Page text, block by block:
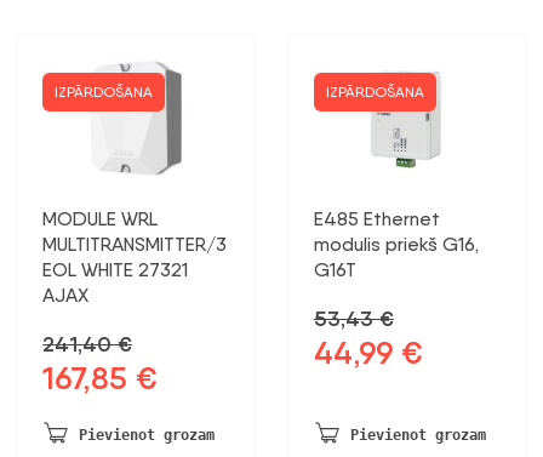
IZPĀRDOŠANA
MODULE WRL
MULTITRANSMITTER/3
EOL WHITE 27321
AJAX
241,40€
Sākotnējā
bija:
167,85 €
ir:
Pievienot grozam
IZPĀRDOŠANA
E485 Ethernet
modulis priekš G16,
G16T
53,43€
Sākotnējā
53,43 €.
44,99 €
44,99 €.
Pievienot grozam